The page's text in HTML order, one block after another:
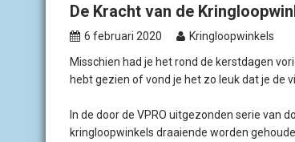
De Kracht van de
6 februari 2020
Kringloopwinkels
Misschien had je het rond de kerstdagen
hebt gezien of vond je het zo leuk dat je de
In de door de VPRO uitgezonden serie van
kringloopwinkels draaiende worden